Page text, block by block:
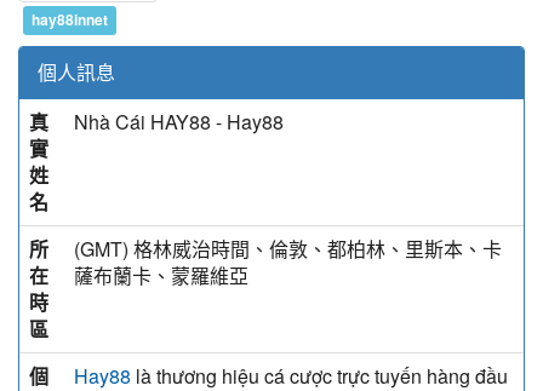
hay88innet
個人訊息
真
實
姓
名
Nhà Cái HAY88 - Hay88
所
在
時
區
(GMT) 格林威治時間、倫敦、都柏林、里斯本、卡
薩布蘭卡、蒙羅維亞
個
Hay88 là thương hiệu cá cược trực tuyến hàng đầu